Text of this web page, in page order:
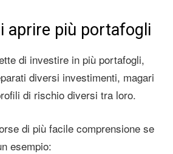
aprire più portafogli
di investire in più portafogli,
diversi investimenti, magari
di rischio diversi tra loro.
di più facile comprensione se
esempio: